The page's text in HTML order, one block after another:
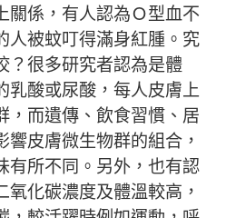
關係，有人認為Ｏ型血不
人被蚊叮得滿身紅腫。究
？很多研究者認為是體
乳酸或尿酸，每人皮膚上
，而遺傳、飲食習慣、居
皮膚微生物群的組合，
有所不同。另外，也有認
化碳濃度及體溫較高，